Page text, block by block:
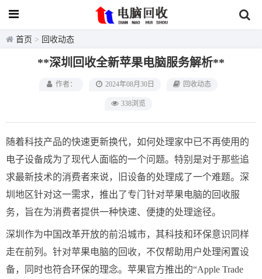
首页 > 回收动态
**深圳回收全新苹果电脑服务解析**
作者： 2024年08月30日 回收动态
338浏览
随着科技产品的快速更新换代，如何处理家中已不再使用的
电子设备成为了现代人面临的一个问题。特别是对于那些追
求最新技术的消费者来说，旧设备的处理成了一个难题。深
圳地区针对这一需求，推出了专门针对苹果电脑的回收服
务，旨在为消费者提供一种快速、便捷的处理途径。
深圳作为中国改革开放的前沿城市，其科技和环保意识同样
走在前列。针对苹果电脑的回收，不仅帮助用户处理闲置设
备，同时也符合环保的理念。苹果官方推出的“Apple Trade